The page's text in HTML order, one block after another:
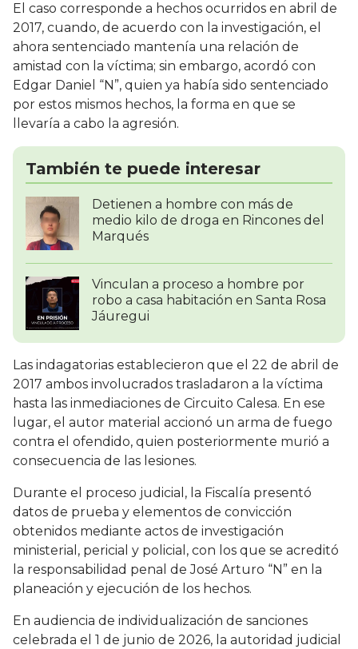
El caso corresponde a hechos ocurridos en abril de
2017, cuando, de acuerdo con la investigación, el
ahora sentenciado mantenía una relación de
amistad con la víctima; sin embargo, acordó con
Edgar Daniel “N”, quien ya había sido sentenciado
por estos mismos hechos, la forma en que se
llevaría a cabo la agresión.
También te puede interesar
Detienen a hombre con más de
medio kilo de droga en Rincones del
Marqués
Vinculan a proceso a hombre por
robo a casa habitación en Santa Rosa
Jáuregui
Las indagatorias establecieron que el 22 de abril de
2017 ambos involucrados trasladaron a la víctima
hasta las inmediaciones de Circuito Calesa. En ese
lugar, el autor material accionó un arma de fuego
contra el ofendido, quien posteriormente murió a
consecuencia de las lesiones.
Durante el proceso judicial, la Fiscalía presentó
datos de prueba y elementos de convicción
obtenidos mediante actos de investigación
ministerial, pericial y policial, con los que se acreditó
la responsabilidad penal de José Arturo “N” en la
planeación y ejecución de los hechos.
En audiencia de individualización de sanciones
celebrada el 1 de junio de 2026, la autoridad judicial